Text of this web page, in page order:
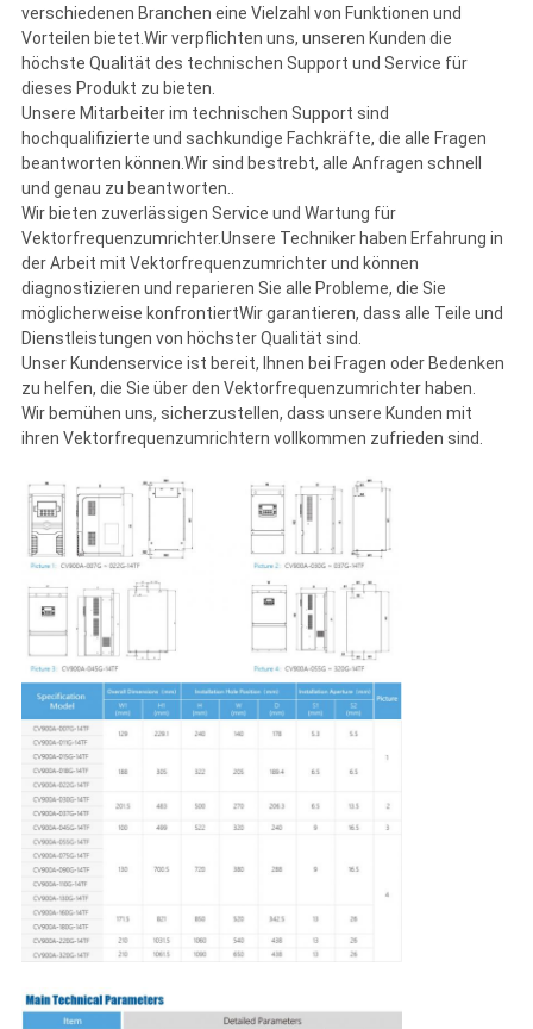
verschiedenen Branchen eine Vielzahl von Funktionen und
Vorteilen bietet.Wir verpflichten uns, unseren Kunden die
höchste Qualität des technischen Support und Service für
dieses Produkt zu bieten.
Unsere Mitarbeiter im technischen Support sind
hochqualifizierte und sachkundige Fachkräfte, die alle Fragen
beantworten können.Wir sind bestrebt, alle Anfragen schnell
und genau zu beantworten..
Wir bieten zuverlässigen Service und Wartung für
Vektorfrequenzumrichter.Unsere Techniker haben Erfahrung in
der Arbeit mit Vektorfrequenzumrichter und können
diagnostizieren und reparieren Sie alle Probleme, die Sie
möglicherweise konfrontiertWir garantieren, dass alle Teile und
Dienstleistungen von höchster Qualität sind.
Unser Kundenservice ist bereit, Ihnen bei Fragen oder Bedenken
zu helfen, die Sie über den Vektorfrequenzumrichter haben.
Wir bemühen uns, sicherzustellen, dass unsere Kunden mit
ihren Vektorfrequenzumrichtern vollkommen zufrieden sind.